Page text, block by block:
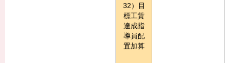
32）目
標工賃
達成指
導員配
置加算